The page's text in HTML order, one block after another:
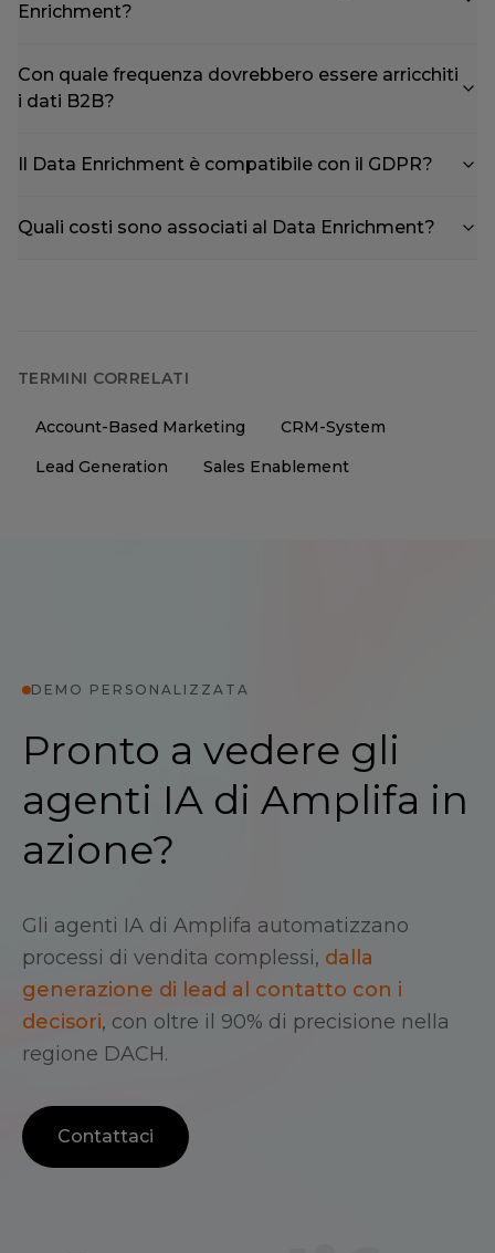
Enrichment?
Con quale frequenza dovrebbero essere arricchiti
i dati B2B?
Il Data Enrichment è compatibile con il GDPR?
Quali costi sono associati al Data Enrichment?
TERMINI CORRELATI
Account-Based Marketing
CRM-System
Lead Generation
Sales Enablement
DEMO PERSONALIZZATA
Pronto a vedere gli
agenti IA di Amplifa in
azione?
Gli agenti IA di Amplifa automatizzano
processi di vendita complessi, dalla
generazione di lead al contatto con i
decisori, con oltre il 90% di precisione nella
regione DACH.
Contattaci